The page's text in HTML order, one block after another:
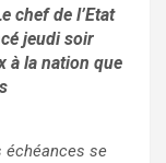
chef de l’Etat
jeudi soir
à la nation que
échéances se